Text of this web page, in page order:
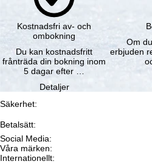
Kostnadsfri av- och
ombokning
Du kan kostnadsfritt
frånträda din bokning inom
5 dagar efter …
Detaljer
Om
erbjuden
Säkerhet:
Betalsätt:
Social Media:
Våra märken:
Internationellt: